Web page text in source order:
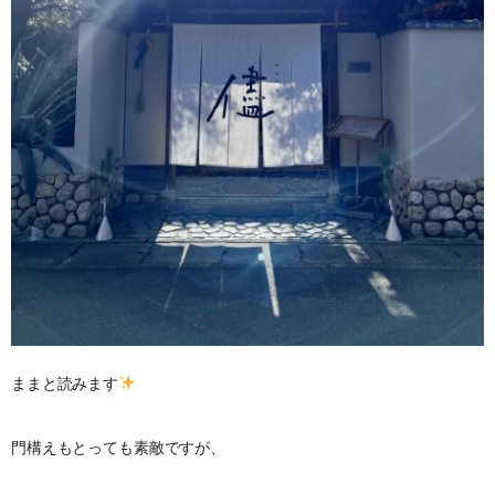
ままと読みます
門構えもとっても素敵ですが、